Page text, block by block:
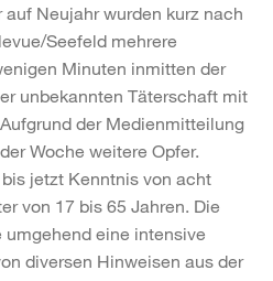
Neujahr wurden kurz nach
Seefeld mehrere
Minuten inmitten der
unbekannten Täterschaft mit
der Medienmitteilung
Woche weitere Opfer.
jetzt Kenntnis von acht
von 17 bis 65 Jahren. Die
eine intensive
diversen Hinweisen aus der